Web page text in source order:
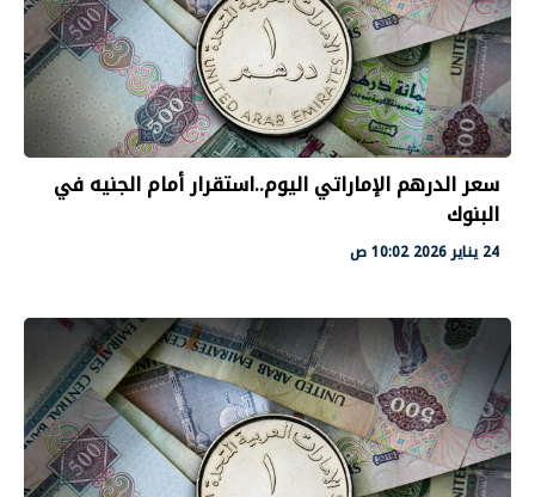
سعر الدرهم الإماراتي اليوم..استقرار أمام الجنيه في
البنوك
24 يناير 2026 10:02 ص